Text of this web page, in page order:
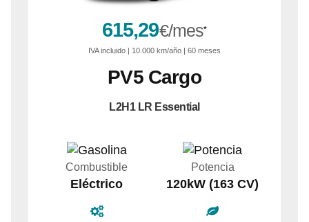
615,29€/mes*
IVA incluido | 10.000 km/año | 60 meses
PV5 Cargo
L2H1 LR Essential
Combustible
Eléctrico
Potencia
120kW (163 CV)